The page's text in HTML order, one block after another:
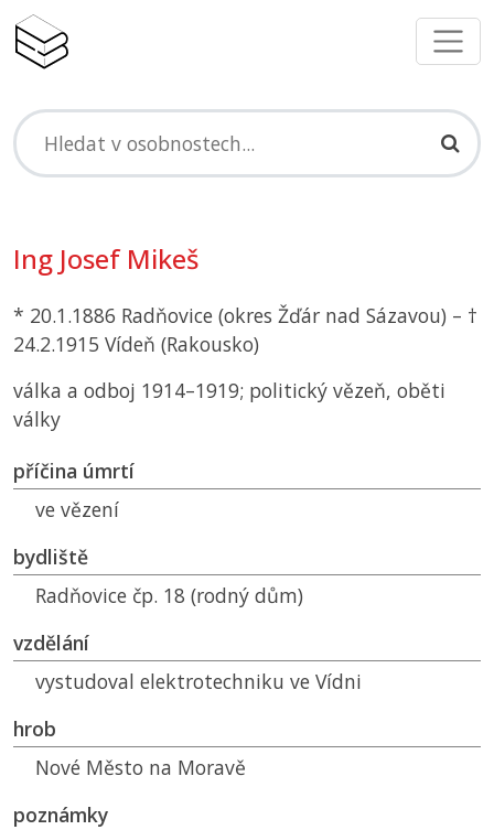
Ing Josef Mikeš
* 20.1.1886 Radňovice (okres Žďár nad Sázavou) – †
24.2.1915 Vídeň (Rakousko)
válka a odboj 1914–1919; politický vězeň, oběti
války
příčina úmrtí
ve vězení
bydliště
Radňovice čp. 18 (rodný dům)
vzdělání
vystudoval elektrotechniku ve Vídni
hrob
Nové Město na Moravě
poznámky